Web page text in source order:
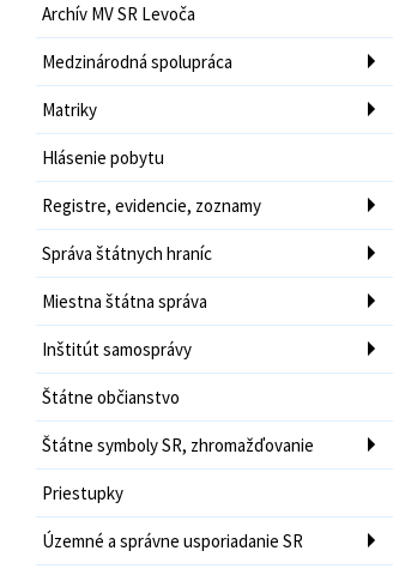
Archív MV SR Levoča
Medzinárodná spolupráca
Matriky
Hlásenie pobytu
Registre, evidencie, zoznamy
Správa štátnych hraníc
Miestna štátna správa
Inštitút samosprávy
Štátne občianstvo
Štátne symboly SR, zhromažďovanie
Priestupky
Územné a správne usporiadanie SR